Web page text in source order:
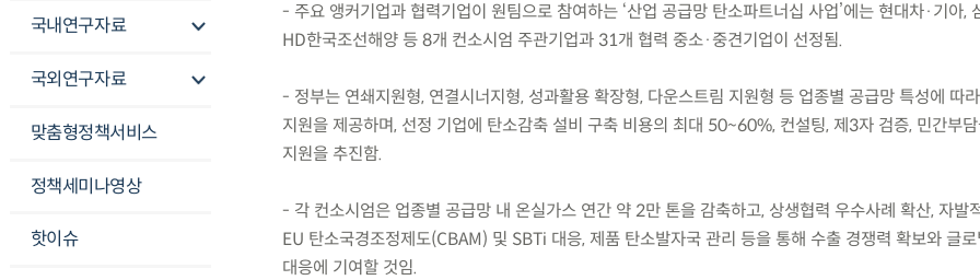
국내연구자료
국외연구자료
맞춤형정책서비스
정책세미나영상
핫이슈
- 주요 앵커기업과 협력기업이 원팀으로 참여하는 ‘산업 공급망 탄소파트너십 사업’에는 현대차·기아,
HD한국조선해양 등 8개 컨소시엄 주관기업과 31개 협력 중소·중견기업이 선정됨.
- 정부는 연쇄지원형, 연결시너지형, 성과활용 확장형, 다운스트림 지원형 등 업종별 공급망 특성에 따
지원을 제공하며, 선정 기업에 탄소감축 설비 구축 비용의 최대 50~60%, 컨설팅, 제3자 검증, 민간부
지원을 추진함.
- 각 컨소시엄은 업종별 공급망 내 온실가스 연간 약 2만 톤을 감축하고, 상생협력 우수사례 확산, 자발
EU 탄소국경조정제도(CBAM) 및 SBTi 대응, 제품 탄소발자국 관리 등을 통해 수출 경쟁력 확보와 글
대응에 기여할 것임.